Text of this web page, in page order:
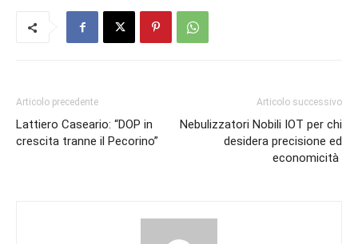
Articolo precedente
Lattiero Caseario: “DOP in
crescita tranne il Pecorino”
Articolo successivo
Nebulizzatori Nobili IOT per chi
desidera precisione ed
economicità